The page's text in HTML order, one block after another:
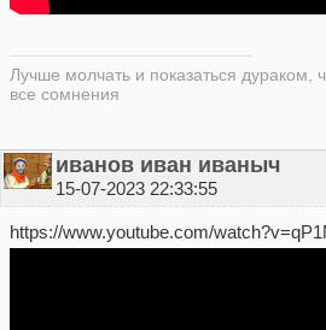
Лучше молчать и показаться дураком,
все сомнения
иванов иван иваныч
15-07-2023 22:33:55
https://www.youtube.com/